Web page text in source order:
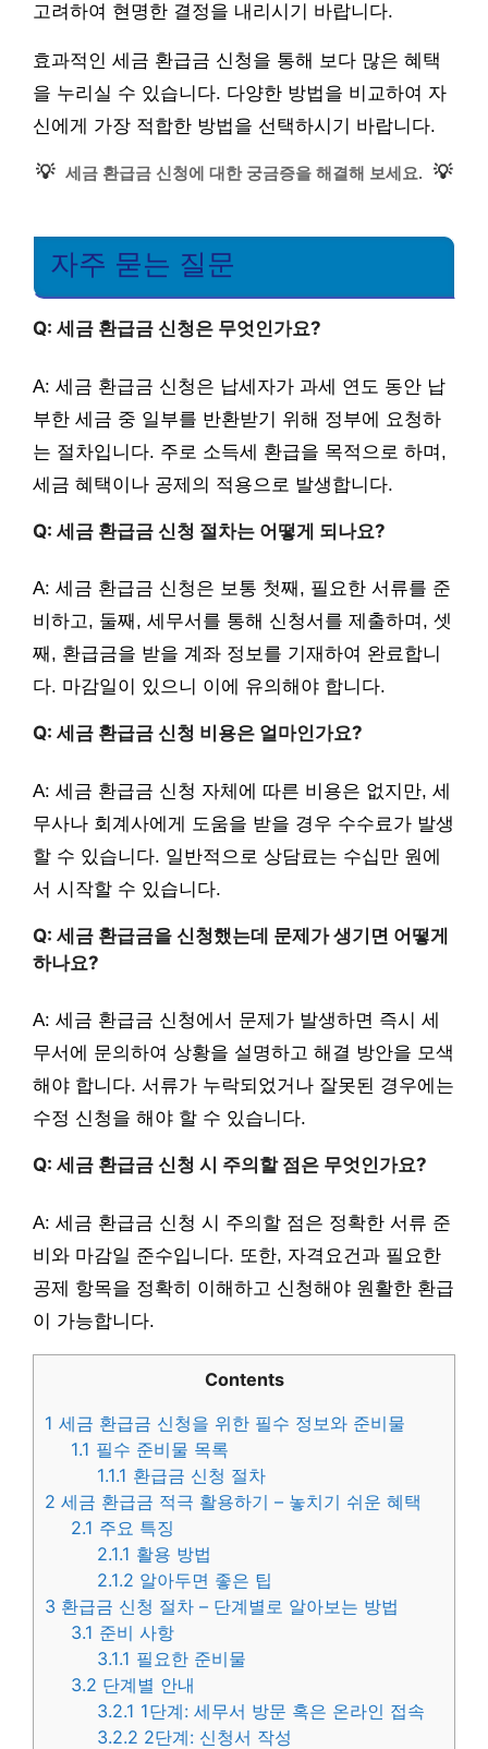
고려하여 현명한 결정을 내리시기 바랍니다.
효과적인 세금 환급금 신청을 통해 보다 많은 혜택
을 누리실 수 있습니다. 다양한 방법을 비교하여 자
신에게 가장 적합한 방법을 선택하시기 바랍니다.
💡 세금 환급금 신청에 대한 궁금증을 해결해 보세요. 💡
자주 묻는 질문
Q: 세금 환급금 신청은 무엇인가요?
A: 세금 환급금 신청은 납세자가 과세 연도 동안 납
부한 세금 중 일부를 반환받기 위해 정부에 요청하
는 절차입니다. 주로 소득세 환급을 목적으로 하며,
세금 혜택이나 공제의 적용으로 발생합니다.
Q: 세금 환급금 신청 절차는 어떻게 되나요?
A: 세금 환급금 신청은 보통 첫째, 필요한 서류를 준
비하고, 둘째, 세무서를 통해 신청서를 제출하며, 셋
째, 환급금을 받을 계좌 정보를 기재하여 완료합니
다. 마감일이 있으니 이에 유의해야 합니다.
Q: 세금 환급금 신청 비용은 얼마인가요?
A: 세금 환급금 신청 자체에 따른 비용은 없지만, 세
무사나 회계사에게 도움을 받을 경우 수수료가 발생
할 수 있습니다. 일반적으로 상담료는 수십만 원에
서 시작할 수 있습니다.
Q: 세금 환급금을 신청했는데 문제가 생기면 어떻게
하나요?
A: 세금 환급금 신청에서 문제가 발생하면 즉시 세
무서에 문의하여 상황을 설명하고 해결 방안을 모색
해야 합니다. 서류가 누락되었거나 잘못된 경우에는
수정 신청을 해야 할 수 있습니다.
Q: 세금 환급금 신청 시 주의할 점은 무엇인가요?
A: 세금 환급금 신청 시 주의할 점은 정확한 서류 준
비와 마감일 준수입니다. 또한, 자격요건과 필요한
공제 항목을 정확히 이해하고 신청해야 원활한 환급
이 가능합니다.
Contents
1 세금 환급금 신청을 위한 필수 정보와 준비물
1.1 필수 준비물 목록
1.1.1 환급금 신청 절차
2 세금 환급금 적극 활용하기 – 놓치기 쉬운 혜택
2.1 주요 특징
2.1.1 활용 방법
2.1.2 알아두면 좋은 팁
3 환급금 신청 절차 – 단계별로 알아보는 방법
3.1 준비 사항
3.1.1 필요한 준비물
3.2 단계별 안내
3.2.1 1단계: 세무서 방문 혹은 온라인 접속
3.2.2 2단계: 신청서 작성